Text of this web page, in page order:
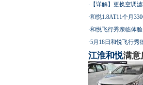
· 【详解】更换空调
·和悦1.8AT11个月
·和悦飞行秀亲临体验
·5月18日和悦飞行秀
江淮和悦满意